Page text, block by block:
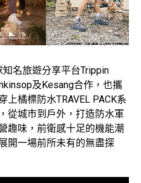
名旅遊分享平台Trippin
及Kesang合作，也攜
橘標防水TRAVEL PACK系
從城市到戶外，打造防水軍
趣味，前衛感十足的機能潮
開一場前所未有的無盡探